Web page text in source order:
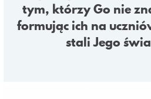
KURSY SNE
KONTAKT
tym, którzy Go nie
formując ich na
stali Jego